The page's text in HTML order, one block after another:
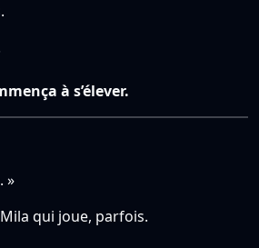
à s’élever.
»
Mila qui joue, parfois.